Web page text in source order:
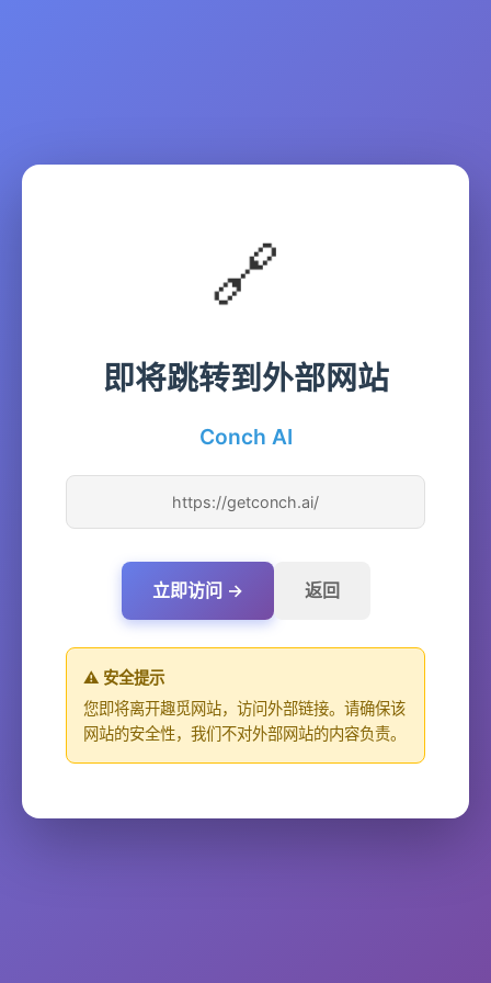
🔗
即将跳转到外部网站
Conch AI
https://getconch.ai/
立即访问 → 返回
⚠️ 安全提示
您即将离开趣觅网站，访问外部链接。请确保该
网站的安全性，我们不对外部网站的内容负责。